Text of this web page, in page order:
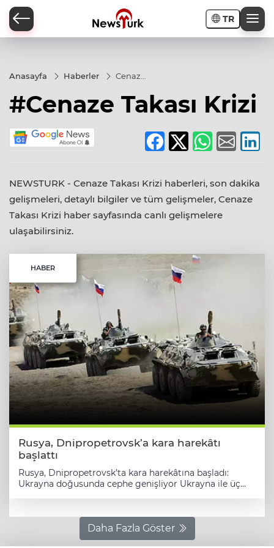
TR
Anasayfa Haberler
Cenaze
Krizi
#Cenaze Takası Krizi
NEWSTURK - Cenaze Takası Krizi haberleri, son dakika
gelişmeleri, detaylı bilgiler ve tüm gelişmeler, Cenaze
Takası Krizi haber sayfasında canlı gelişmelere
ulaşabilirsiniz.
HABER
Rusya, Dnipropetrovsk’a kara harekâtı
başlattı
Rusya, Dnipropetrovsk’ta kara harekâtına başladı:
Ukrayna doğusunda cephe genişliyor Ukrayna ile üç
bölgesine kara harekâtı başlattığını duyurdu. Bu hamle,
savaşın coğrafi kapsamını daha da genişletirken,
bölgedeki siviller ve altyapı için ciddi bir tehdit
Daha Fazla Göster